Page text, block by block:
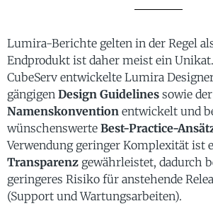
Lumira-Berichte gelten in der Regel
Endprodukt ist daher meist ein
CubeServ entwickelte Lumira
gängigen Design Guidelines sowie der
Namenskonvention entwickelt und
wünschenswerte Best-Practice-
Verwendung geringer Komplexität ist
Transparenz gewährleistet, dadurch
geringeres Risiko für anstehende
(Support und Wartungsarbeiten).